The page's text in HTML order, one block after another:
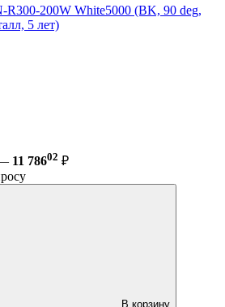
R300-200W White5000 (BK, 90 deg,
5 лет)
11 78602 ₽
В корзину